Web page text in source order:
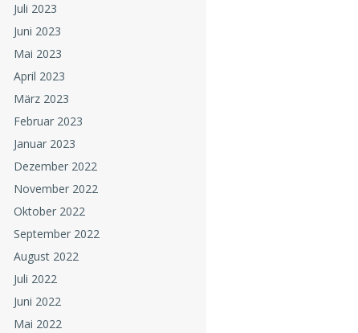
Juli 2023
Juni 2023
Mai 2023
April 2023
März 2023
Februar 2023
Januar 2023
Dezember 2022
November 2022
Oktober 2022
September 2022
August 2022
Juli 2022
Juni 2022
Mai 2022